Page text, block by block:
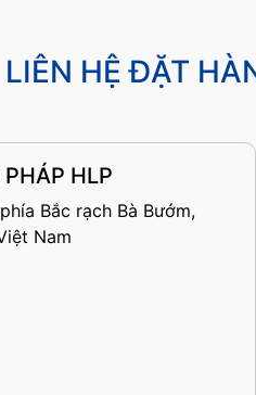
LIÊN HỆ ĐẶT
HLP
Bắc rạch Bà Bướm,
Nam